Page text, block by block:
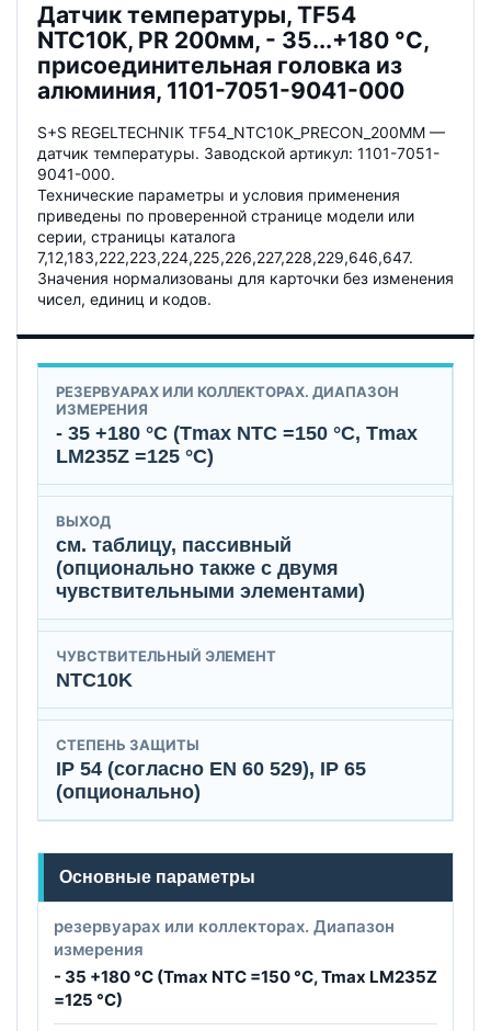
Датчик температуры, TF54
NTC10K, PR 200мм, - 35...+180 °C,
присоединительная головка из
алюминия, 1101-7051-9041-000
S+S REGELTECHNIK TF54_NTC10K_PRECON_200MM —
датчик температуры. Заводской артикул: 1101-7051-
9041-000.
Технические параметры и условия применения
приведены по проверенной странице модели или
серии, страницы каталога
7,12,183,222,223,224,225,226,227,228,229,646,647.
Значения нормализованы для карточки без изменения
чисел, единиц и кодов.
РЕЗЕРВУАРАХ ИЛИ КОЛЛЕКТОРАХ. ДИАПАЗОН
ИЗМЕРЕНИЯ
- 35 +180 °C (Tmax NTC =150 °C, Tmax
LМ235Z =125 °C)
ВЫХОД
см. таблицу, пассивный
(опционально также с двумя
чувствительными элементами)
ЧУВСТВИТЕЛЬНЫЙ ЭЛЕМЕНТ
NTC10K
СТЕПЕНЬ ЗАЩИТЫ
IP 54 (согласно EN 60 529), IP 65
(опционально)
Основные параметры
резервуарах или коллекторах. Диапазон
измерения
- 35 +180 °C (Tmax NTC =150 °C, Tmax LМ235Z
=125 °C)